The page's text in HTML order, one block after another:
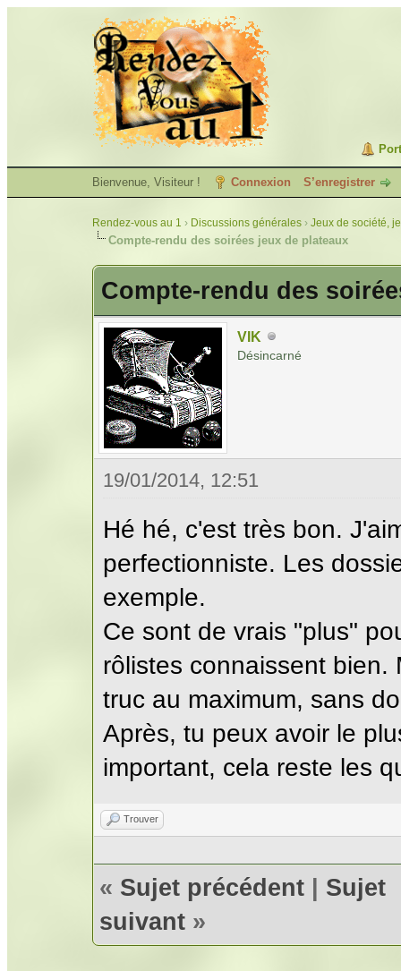
Bienvenue, Visiteur ! Connexion S’enregistrer
Rendez-vous au 1 › Discussions générales › Jeux de société,
Compte-rendu des soirées jeux de plateaux
Compte-rendu des
VIK
Désincarné
19/01/2014, 12:51
Hé hé, c'est très bon.
perfectionniste. Les
exemple.
Ce sont de vrais "plus"
rôlistes connaissent bien.
truc au maximum, sans
Après, tu peux avoir le
important, cela reste les
Trouver
« Sujet précédent | Sujet
suivant »